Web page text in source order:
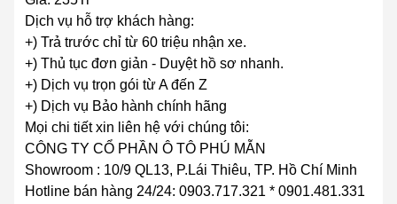
Dịch vụ hỗ trợ khách hàng:
+) Trả trước chỉ từ 60 triệu nhận xe.
+) Thủ tục đơn giản - Duyệt hồ sơ nhanh.
+) Dịch vụ trọn gói từ A đến Z
+) Dịch vụ Bảo hành chính hãng
Mọi chi tiết xin liên hệ với chúng tôi:
CÔNG TY CỔ PHẦN Ô TÔ PHÚ MẪN
Showroom : 10/9 QL13, P.Lái Thiêu, TP. Hồ Chí Minh
Hotline bán hàng 24/24: 0903.717.321 * 0901.481.331